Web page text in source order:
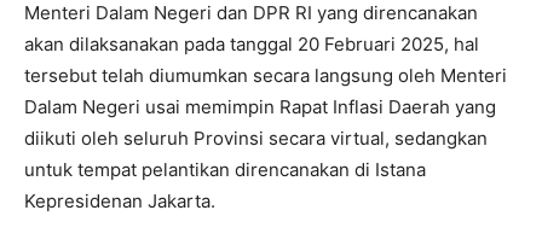
Menteri Dalam Negeri dan DPR RI yang direncanakan
akan dilaksanakan pada tanggal 20 Februari 2025, hal
tersebut telah diumumkan secara langsung oleh Menteri
Dalam Negeri usai memimpin Rapat Inflasi Daerah yang
diikuti oleh seluruh Provinsi secara virtual, sedangkan
untuk tempat pelantikan direncanakan di Istana
Kepresidenan Jakarta.